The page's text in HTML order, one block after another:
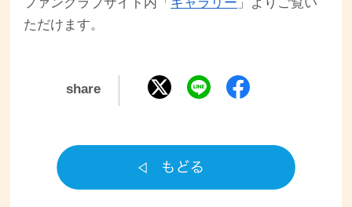
ファンクラブサイト内「 ギャラリー 」よりご覧い
ただけます。
share